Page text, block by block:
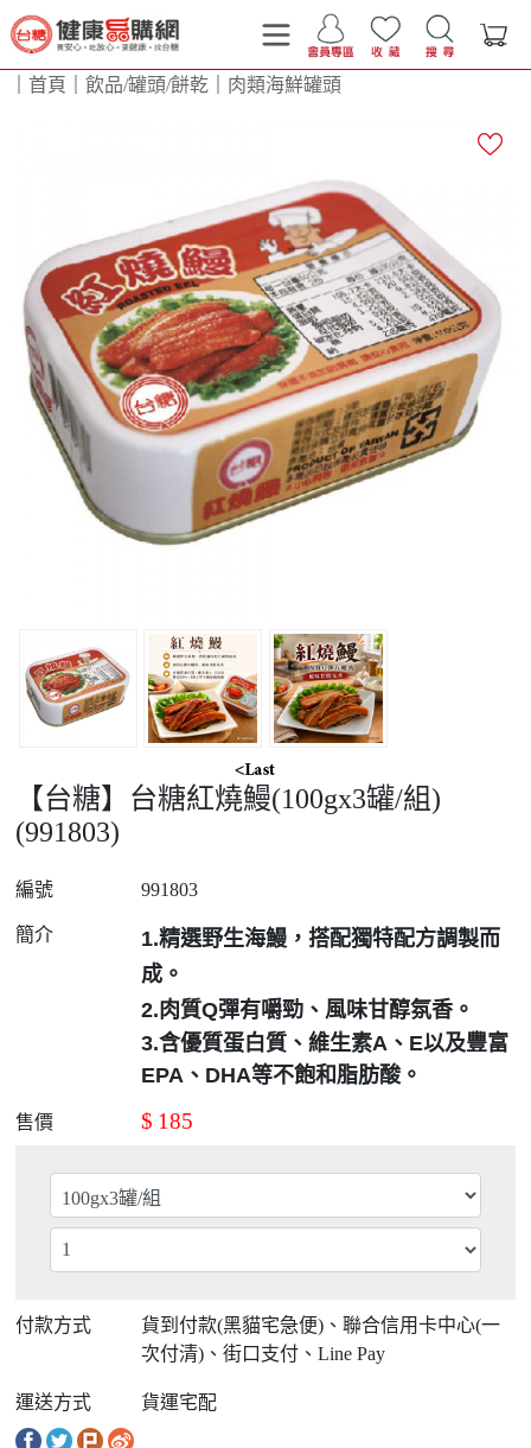
首頁 飲品/罐頭/餅乾 肉類海鮮罐頭
【台糖】台糖紅燒鰻(100gx3罐/組)
(991803)
編號 991803
簡介
1.精選野生海鰻，搭配獨特配方調製而
成。
2.肉質Q彈有嚼勁、風味甘醇氛香。
3.含優質蛋白質、維生素A 、 E以及豐富
EPA 、 DHA等不飽和脂肪酸。
售價 $ 185
付款方式
貨到付款(黑貓宅急便)、聯合信用卡中心(一
次付清)、街口支付、Line Pay
運送方式 貨運宅配